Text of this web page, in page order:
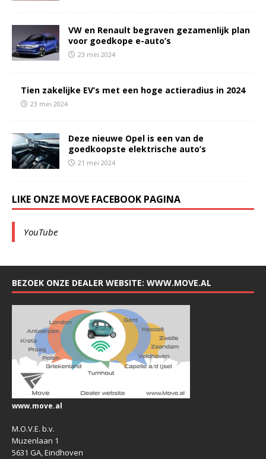
VW en Renault begraven gezamenlijk plan
voor goedkope e-auto’s
23 mei 2024
Tien zakelijke EV’s met een hoge actieradius in 2024
23 mei 2024
Deze nieuwe Opel is een van de
goedkoopste elektrische auto’s
21 mei 2024
LIKE ONZE MOVE FACEBOOK PAGINA
YouTube
BEZOEK ONZE DEALER WEBSITE: WWW.MOVE.AL
www.move.al
M.O.V.E. b.v.
Muzenlaan 1
5631 GA, Eindhoven